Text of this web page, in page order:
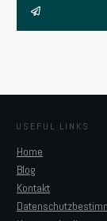
USEFUL LINKS
Home
Blog
Kontakt